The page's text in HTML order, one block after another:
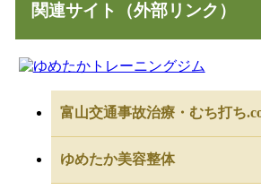
関連サイト（外部リンク）
富山交通事故治療・むち打ち
ゆめたか美容整体